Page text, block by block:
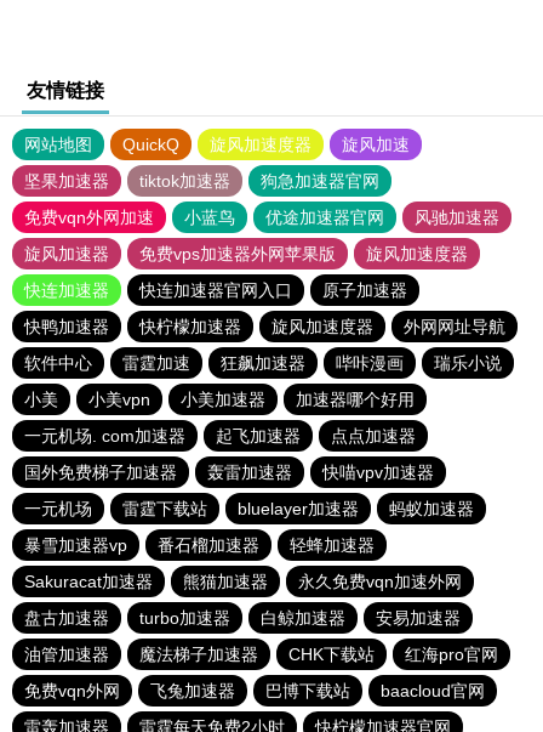
友情链接
网站地图 QuickQ 旋风加速度器
旋风加速
坚果加速器
tiktok加速器
狗急加速器官网
免费vqn外网加速
小蓝鸟 优途加速器官网
风驰加速器
旋风加速器
免费vps加速器外网苹果版
旋风加速度器
快连加速器
快连加速器官网入口
原子加速器
快鸭加速器
快柠檬加速器 旋风加速度器
外网网址导航
软件中心
雷霆加速 狂飙加速器 哔咔漫画
瑞乐小说
小美
小美vpn 小美加速器
加速器哪个好用
一元机场. com加速器
起飞加速器
点点加速器
国外免费梯子加速器
轰雷加速器
快喵vpv加速器
一元机场
雷霆下载站 bluelayer加速器
蚂蚁加速器
暴雪加速器vp
番石榴加速器
轻蜂加速器
Sakuracat加速器
熊猫加速器
永久免费vqn加速外网
盘古加速器
turbo加速器 白鲸加速器
安易加速器
油管加速器
魔法梯子加速器 CHK下载站
红海pro官网
免费vqn外网
飞兔加速器 巴博下载站
baacloud官网
雷轰加速器
雷霆每天免费2小时 快柠檬加速器官网